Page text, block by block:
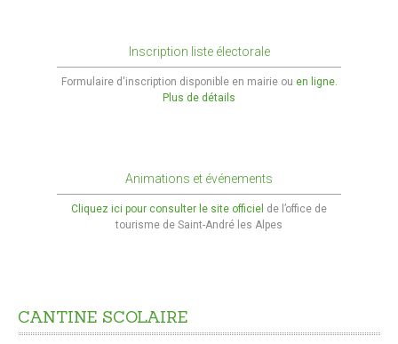
Recours à l'architecture
Activités sportives
Activités culturelles
ENFANCE ET JEUNESSE
Inscription liste électorale
Formulaire d'inscription disponible en mairie ou en ligne.
Plus de détails
Animations et événements
Cliquez ici pour consulter le site officiel de l’office de
tourisme de Saint-André les Alpes
CANTINE SCOLAIRE